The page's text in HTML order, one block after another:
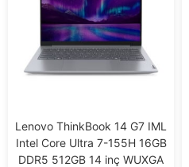
Lenovo ThinkBook 14 G7 IML
Intel Core Ultra 7-155H 16GB
DDR5 512GB 14 inç WUXGA